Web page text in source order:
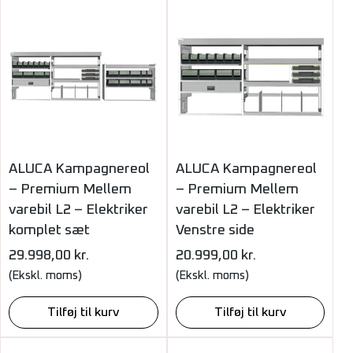
ALUCA Kampagnereol
– Premium Mellem
varebil L2 – Elektriker
komplet sæt
29.998,00 kr.
(Ekskl. moms)
Tilføj til kurv
ALUCA Kampagnereol
– Premium Mellem
varebil L2 – Elektriker
Venstre side
20.999,00 kr.
(Ekskl. moms)
Tilføj til kurv